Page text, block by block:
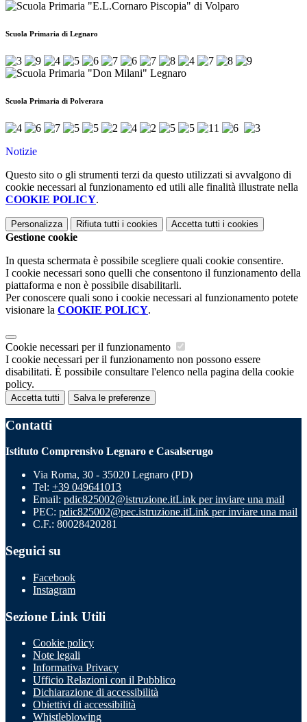
Scuola Primaria di Legnaro
Scuola Primaria di Polverara
Notizie
Questo sito o gli strumenti terzi da questo utilizzati si avvalgono di
cookie necessari al funzionamento ed utili alle finalità illustrate nella
COOKIE POLICY.
Personalizza Rifiuta tutti i cookies Accetta tutti i cookies
Gestione cookie
In questa schermata è possibile scegliere quali cookie consentire.
I cookie necessari sono quelli che consentono il funzionamento della
piattaforma e non è possibile disabilitarli.
Per conoscere quali sono i cookie necessari al funzionamento potete
visionare la COOKIE POLICY.
Cookie necessari per il funzionamento
I cookie necessari per il funzionamento non possono essere
disabilitati. È possibile consultare l'elenco nella pagina della cookie
policy.
Accetta tutti Salva le preferenze
Contatti
Istituto Comprensivo Legnaro e Casalserugo
Via Roma, 30 - 35020 Legnaro (PD)
Tel: +39 049641013
Email: pdic825002@istruzione.itLink per inviare una mail
PEC: pdic825002@pec.istruzione.itLink per inviare una mail
C.F.: 80028420281
Seguici su
Facebook
Instagram
Sezione Link Utili
Cookie policy
Note legali
Informativa Privacy
Ufficio Relazioni con il Pubblico
Dichiarazione di accessibilità
Obiettivi di accessibilità
Whistleblowing